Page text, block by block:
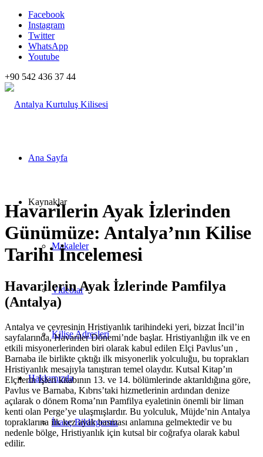
Facebook
Instagram
Twitter
WhatsApp
Youtube
+90 542 436 37 44
Ana Sayfa
Kaynaklar
Makaleler
Videolar
Kilise Adresleri
Hakkımızda
İnanç Bildirgemiz
Havarilerin Ayak İzlerinden
Günümüze: Antalya’nın Kilise
Tarihi İncelemesi
Havarilerin Ayak İzlerinde Pamfilya
(Antalya)
Antalya ve çevresinin Hristiyanlık tarihindeki yeri, bizzat İncil’in
sayfalarında, Havariler Dönemi’nde başlar. Hristiyanlığın ilk ve en
etkili misyonerlerinden biri olarak kabul edilen Elçi Pavlus’un ,
Barnaba ile birlikte çıktığı ilk misyonerlik yolculuğu, bu toprakları
Hristiyanlık mesajıyla tanıştıran temel olaydır. Kutsal Kitap’ın
Elçilerin İşleri kitabının 13. ve 14. bölümlerinde aktarıldığına göre,
Pavlus ve Barnaba, Kıbrıs’taki hizmetlerinin ardından denize
açılarak o dönem Roma’nın Pamfilya eyaletinin önemli bir liman
kenti olan Perge’ye ulaşmışlardır. Bu yolculuk, Müjde’nin Antalya
topraklarına ilk kez ayak basması anlamına gelmektedir ve bu
nedenle bölge, Hristiyanlık için kutsal bir coğrafya olarak kabul
edilir.